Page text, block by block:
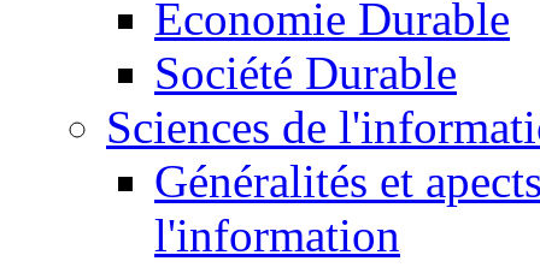
Economie Durable
Société Durable
Sciences de
Généralités et
l'information